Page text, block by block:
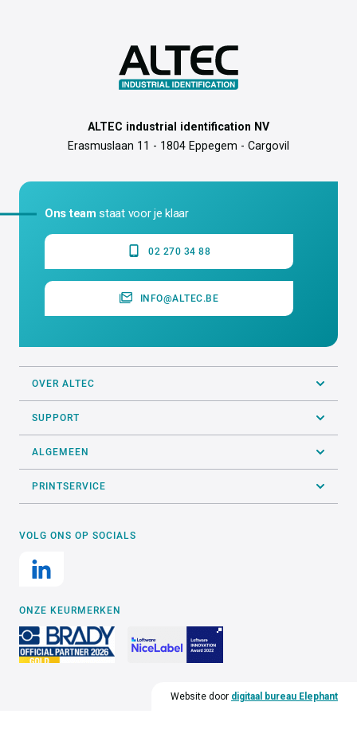
ALTEC industrial identification NV
Erasmuslaan 11 - 1804 Eppegem - Cargovil
Ons team staat voor je klaar
02 270 34 88
INFO@ALTEC.BE
OVER ALTEC
SUPPORT
ALGEMEEN
PRINTSERVICE
VOLG ONS OP SOCIALS
ONZE KEURMERKEN
Website door digitaal bureau Elephant